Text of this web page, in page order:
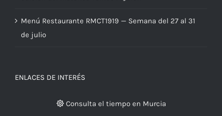
Menú Restaurante RMCT1919 — Semana del 27 al 31
de julio
ENLACES DE INTERÉS
Consulta el tiempo en Murcia